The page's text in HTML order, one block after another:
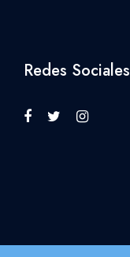
Redes Sociales